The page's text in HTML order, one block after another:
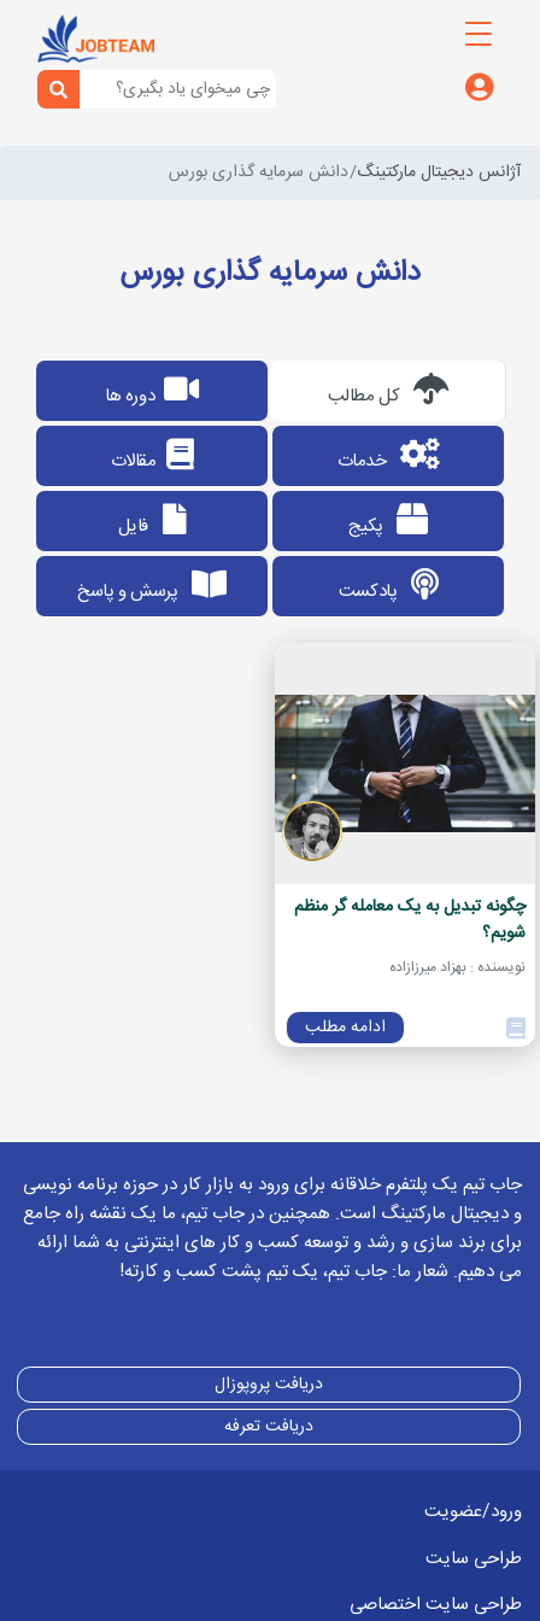
آژانس دیجیتال مارکتینگ دانش سرمایه گذاری بورس
دانش سرمایه گذاری بورس
کل مطالب دوره ها
خدمات مقالات
پکیج فایل
پادکست پرسش و پاسخ
چگونه تبدیل به یک معامله گر منظم
شویم؟
نویسنده : بهزاد میرزازاده
ادامه مطلب
جاب تیم یک پلتفرم خلاقانه برای ورود به بازار کار در حوزه برنامه نویسی
و دیجیتال مارکتینگ است. همچنین در جاب تیم، ما یک نقشه راه جامع
برای برند سازی و رشد و توسعه کسب و کار های اینترنتی به شما ارائه
می دهیم. شعار ما: جاب تیم، یک تیم پشت کسب و کارته!
دریافت پروپوزال
دریافت تعرفه
ورود/عضویت
طراحی سایت
طراحی سایت اختصاصی